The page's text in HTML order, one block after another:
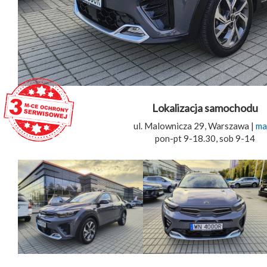
Lokalizacja samochodu
ul. Malownicza 29, Warszawa |
pon-pt 9-18.30, sob 9-14